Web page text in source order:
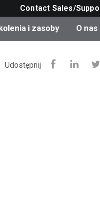
Contact Sales/
i zasoby O nas
Udostępnij